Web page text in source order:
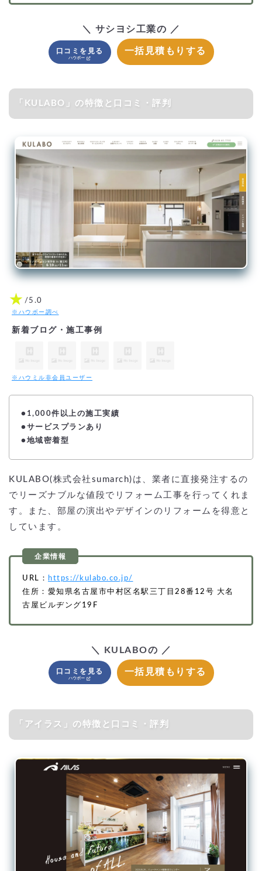
＼ サシヨシ工業の ／
口コミを見る 一括見積もりする
「KULABO」の特徴と口コミ・評判
★ /5.0
※ハウボー調べ
新着ブログ・施工事例
※ハウミル非会員ユーザー
●1,000件以上の施工実績
●サービスプランあり
●地域密着型
KULABO(株式会社sumarch)は、業者に直接発注するの
でリーズナブルな値段でリフォーム工事を行ってくれま
す。また、部屋の演出やデザインのリフォームを得意と
しています。
URL：
https://kulabo.co.jp/
住所：愛知県名古屋市中村区名駅三丁目28番12号 大名
古屋ビルヂング19F
＼ KULABOの ／
口コミを見る 一括見積もりする
「アイラス」の特徴と口コミ・評判